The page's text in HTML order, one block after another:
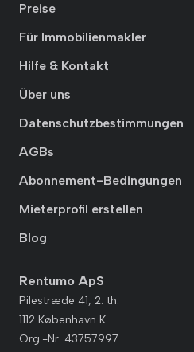
Preise
Für Immobilienmakler
Hilfe & Kontakt
Über uns
Datenschutzbestimmungen
AGBs
Abonnement-Bedingungen
Mieterprofil erstellen
Blog
Rentumo ApS
Pilestræde 41, 2. th.
1112 København K
Org.-Nr. 43757997